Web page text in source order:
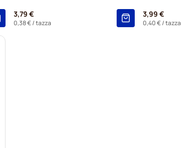
3,79 €
0,38 €/ tazza
3,99 €
0,40 €/ tazza